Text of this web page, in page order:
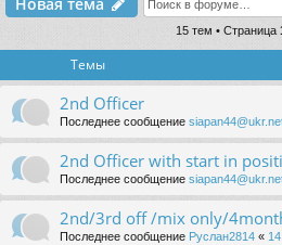
15 тем • Страница
Темы
2nd Officer
Последнее сообщение
2nd Officer with start in
Последнее сообщение
2nd/3rd off /mix only/
Последнее сообщение Руслан2814 «